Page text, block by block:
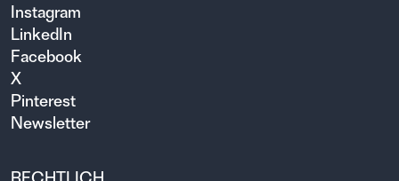
Instagram
LinkedIn
Facebook
X
Pinterest
Newsletter